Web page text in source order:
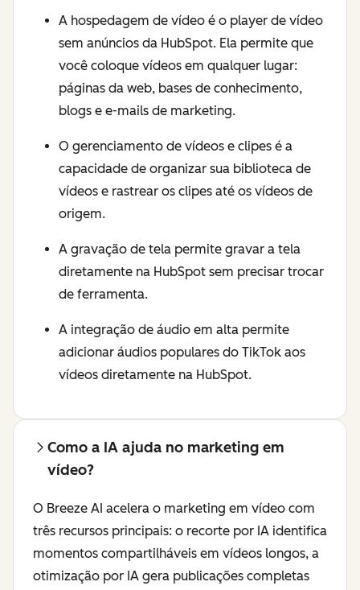
A hospedagem de vídeo é o player de vídeo
sem anúncios da HubSpot. Ela permite que
você coloque vídeos em qualquer lugar:
páginas da web, bases de conhecimento,
blogs e e-mails de marketing.
O gerenciamento de vídeos e clipes é a
capacidade de organizar sua biblioteca de
vídeos e rastrear os clipes até os vídeos de
origem.
A gravação de tela permite gravar a tela
diretamente na HubSpot sem precisar trocar
de ferramenta.
A integração de áudio em alta permite
adicionar áudios populares do TikTok aos
vídeos diretamente na HubSpot.
Como a IA ajuda no marketing em
vídeo?
O Breeze AI acelera o marketing em vídeo com
três recursos principais: o recorte por IA identifica
momentos compartilháveis ​​em vídeos longos, a
otimização por IA gera publicações completas